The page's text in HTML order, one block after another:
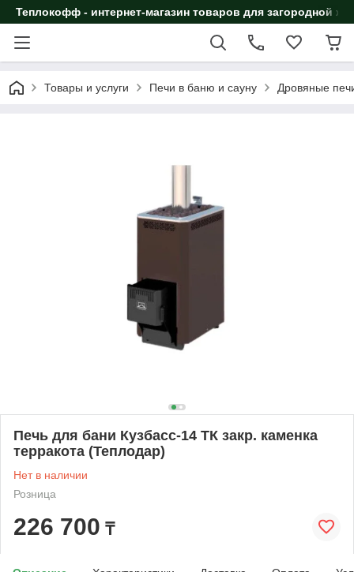
Теплокофф - интернет-магазин товаров для загородной
Товары и услуги Печи в баню и сауну Дровяные
Печь для бани Кузбасс-14 ТК закр. каменка
терракота (Теплодар)
Нет в наличии
Розница
226 700 ₸